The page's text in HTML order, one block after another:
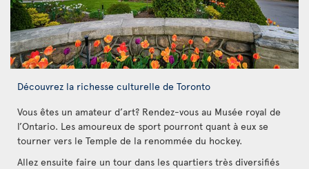
Découvrez la richesse culturelle de Toronto
Vous êtes un amateur d’art? Rendez-vous au Musée royal de
l’Ontario. Les amoureux de sport pourront quant à eux se
tourner vers le Temple de la renommée du hockey.
Allez ensuite faire un tour dans les quartiers très diversifiés